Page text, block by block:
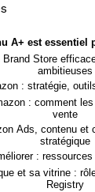
A+ est essentiel
Store
ambitieuses
: stratégie,
: comment
vente
Ads, contenu et
stratégique
:
et sa vitrine :
Registry